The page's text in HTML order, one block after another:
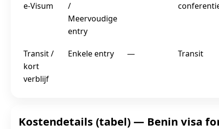
e‑Visum
/
Meervoudige
entry
Transit /
kort
verblijf
Enkele entry — Transit
Kostendetails (tabel) — Benin visa